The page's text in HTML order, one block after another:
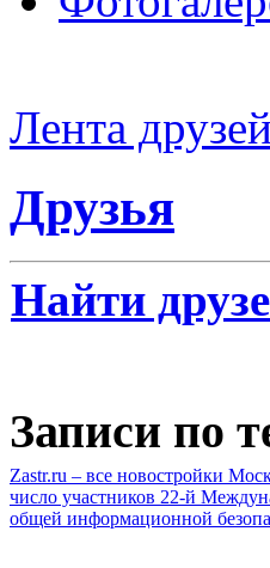
Лента друзей
Друзья
Найти
Записи по
Zastr.ru – все новостройки
число участников 22-й
общей информационной